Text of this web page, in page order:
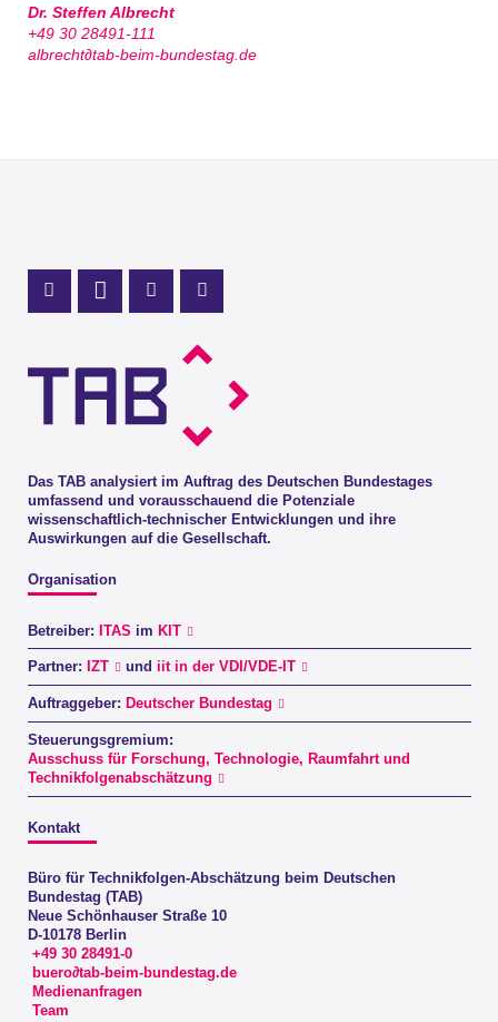
Dr. Steffen Albrecht
+49 30 28491-111
albrecht∂tab-beim-bundestag.de
Das TAB analysiert im Auftrag des Deutschen Bundestages
umfassend und vorausschauend die Potenziale
wissenschaftlich-technischer Entwicklungen und ihre
Auswirkungen auf die Gesellschaft.
Organisation
Betreiber: ITAS im KIT
Partner: IZT und iit in der VDI/VDE-IT
Auftraggeber: Deutscher Bundestag
Steuerungsgremium:
Ausschuss für Forschung, Technologie, Raumfahrt und
Technikfolgenabschätzung
Kontakt
Büro für Technikfolgen-Abschätzung beim Deutschen
Bundestag (TAB)
Neue Schönhauser Straße 10
D-10178 Berlin
+49 30 28491-0
buero∂tab-beim-bundestag.de
Medienanfragen
Team
Profil Mastodon
LinkedIn Profil
Instagram Profil
Youtube Profil